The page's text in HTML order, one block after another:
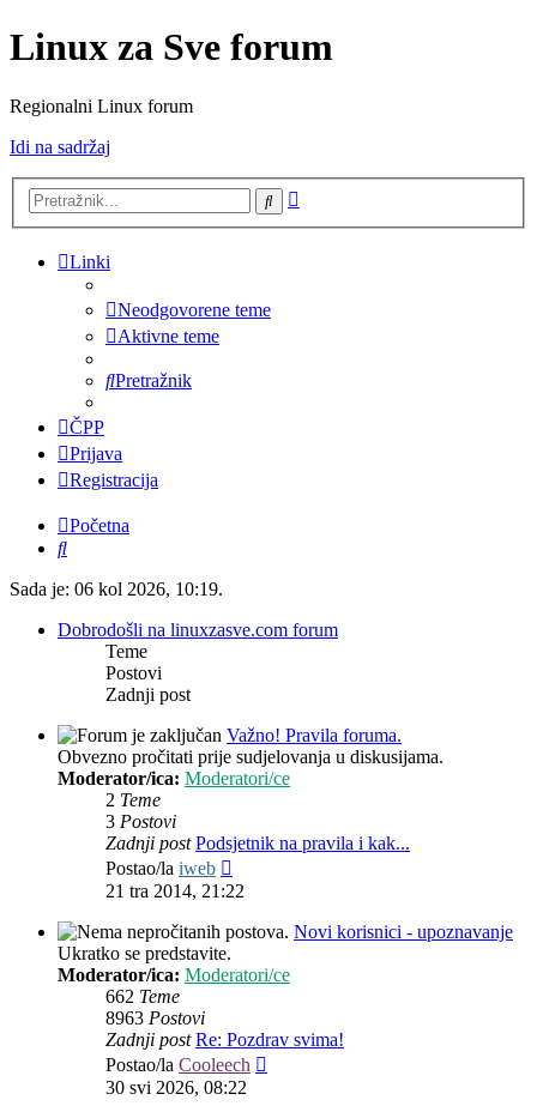
Linux za Sve forum
Regionalni Linux forum
Idi na sadržaj
Pretražnik
Linki
Neodgovorene teme
Aktivne teme
Pretražnik
ČPP
Prijava
Registracija
Početna
Pretražnik
Sada je: 06 kol 2026, 10:19.
Dobrodošli na linuxzasve.com forum
Teme
Postovi
Zadnji post
Važno! Pravila foruma.
Obvezno pročitati prije sudjelovanja u diskusijama.
Moderator/ica: Moderatori/ce
2 Teme
3 Postovi
Zadnji post Podsjetnik na pravila i kak...
Postao/la iweb
post
21 tra 2014, 21:22
Novi korisnici - upoznavanje
Ukratko se predstavite.
Moderator/ica: Moderatori/ce
662 Teme
8963 Postovi
Zadnji post Re: Pozdrav svima!
Postao/la Cooleech
30 svi 2026, 08:22